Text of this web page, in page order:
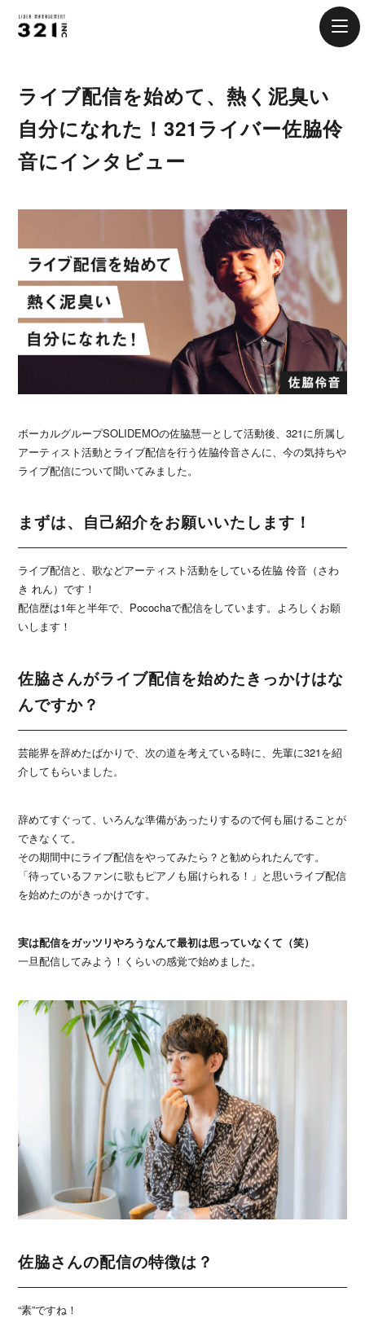
ライブ配信を始めて、熱く泥臭い
自分になれた！321ライバー佐脇伶
音にインタビュー
ボーカルグループSOLIDEMOの佐脇慧一として活動後、321に所属し
アーティスト活動とライブ配信を行う佐脇伶音さんに、今の気持ちや
ライブ配信について聞いてみました。
まずは、自己紹介をお願いいたします！
ライブ配信と、歌などアーティスト活動をしている佐脇 伶音（さわ
き れん）です！
配信歴は1年と半年で、Pocochaで配信をしています。よろしくお願
いします！
佐脇さんがライブ配信を始めたきっかけはな
んですか？
芸能界を辞めたばかりで、次の道を考えている時に、先輩に321を紹
介してもらいました。
辞めてすぐって、いろんな準備があったりするので何も届けることが
できなくて。
その期間中にライブ配信をやってみたら？と勧められたんです。
「待っているファンに歌もピアノも届けられる！」と思いライブ配信
を始めたのがきっかけです。
実は配信をガッツリやろうなんて最初は思っていなくて（笑）
一旦配信してみよう！くらいの感覚で始めました。
佐脇さんの配信の特徴は？
“素”ですね！